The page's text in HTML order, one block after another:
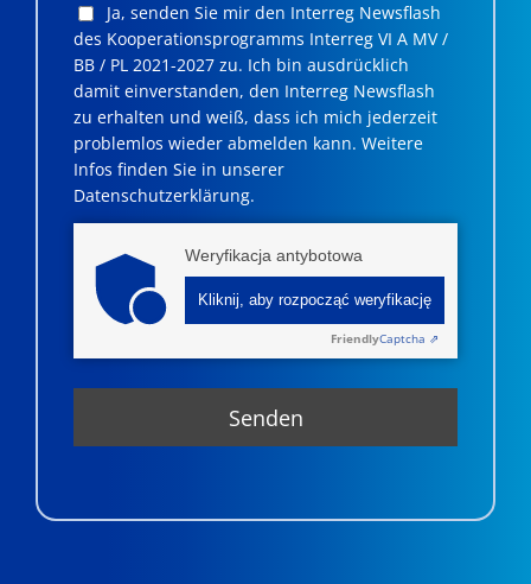
Ja, senden Sie mir den Interreg Newsflash
des Kooperationsprogramms Interreg VI A MV /
BB / PL 2021-2027 zu. Ich bin ausdrücklich
damit einverstanden, den Interreg Newsflash
zu erhalten und weiß, dass ich mich jederzeit
problemlos wieder abmelden kann. Weitere
Infos finden Sie in unserer
Datenschutzerklärung.
Weryfikacja antybotowa
Kliknij, aby rozpocząć weryfikację
FriendlyCaptcha ⇗